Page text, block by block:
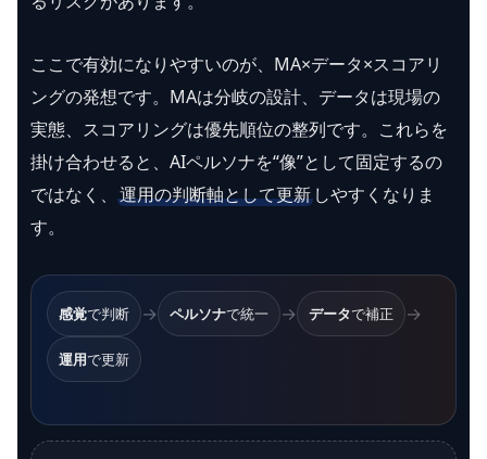
ここで有効になりやすいのが、MA×データ×スコアリ
ングの発想です。MAは分岐の設計、データは現場の
実態、スコアリングは優先順位の整列です。これらを
掛け合わせると、AIペルソナを“像”として固定するの
ではなく、 運用の判断軸として更新 しやすくなりま
す。
感覚で判断 → ペルソナで統一 → データで補正 →
運用で更新